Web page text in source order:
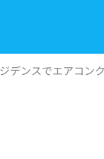
デンスでエアコン